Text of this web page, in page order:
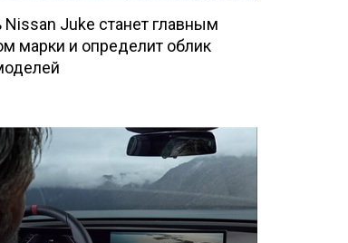
Nissan Juke станет главным
марки и определит облик